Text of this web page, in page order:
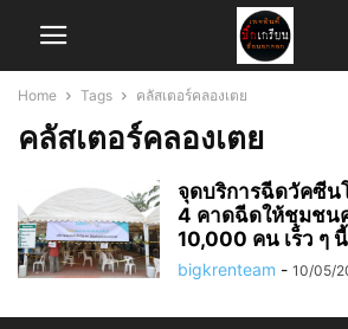
Home Tags คลัสเตอร์คลองเตย
คลัสเตอร์คลองเตย
จุดบริการฉีดวัคซีน
4 คาดฉีดให้ชุมชน
10,000 คน เร็ว ๆ นี้
bigkrenteam - 10/05/